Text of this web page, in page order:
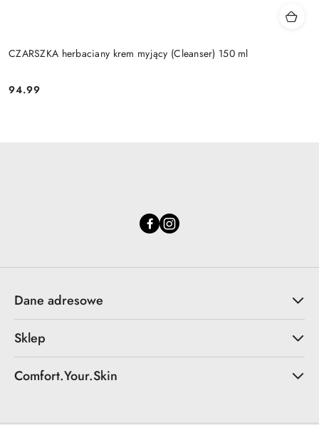
CZARSZKA herbaciany krem myjący (Cleanser) 150 ml
Cena:
94.99
Dane adresowe
Sklep
Comfort.Your.Skin